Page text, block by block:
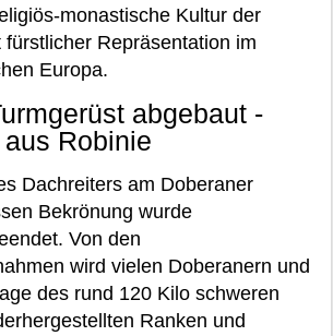
monastische Kultur der
Repräsentation im
Europa.
abgebaut -
Robinie
Dachreiters am Doberaner
Bekrönung wurde
Von den
wird vielen Doberanern und
des rund 120 Kilo schweren
Ranken und